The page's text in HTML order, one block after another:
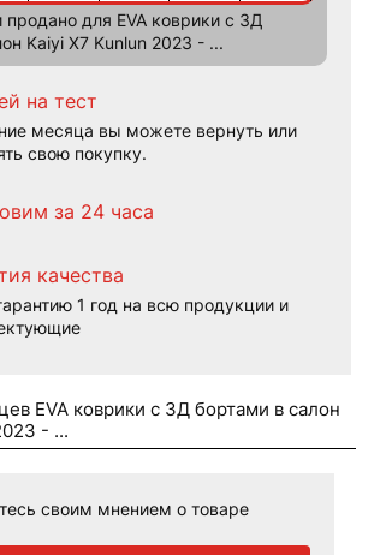
продано для EVA коврики c 3Д
Kaiyi X7 Kunlun 2023 - ...
на тест
месяца вы можете вернуть или
свою покупку.
за 24 часа
качества
1 год на всю продукции и
EVA коврики c 3Д бортами в салон
- ...
своим мнением о товаре